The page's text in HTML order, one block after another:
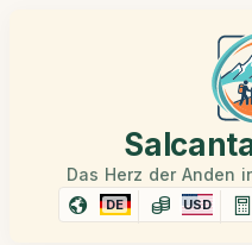
Das Herz der Anden
DE USD